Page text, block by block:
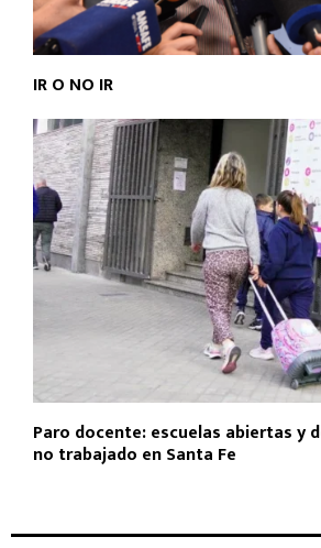
IR O NO IR
Paro docente: escuelas abiertas y
no trabajado en Santa Fe